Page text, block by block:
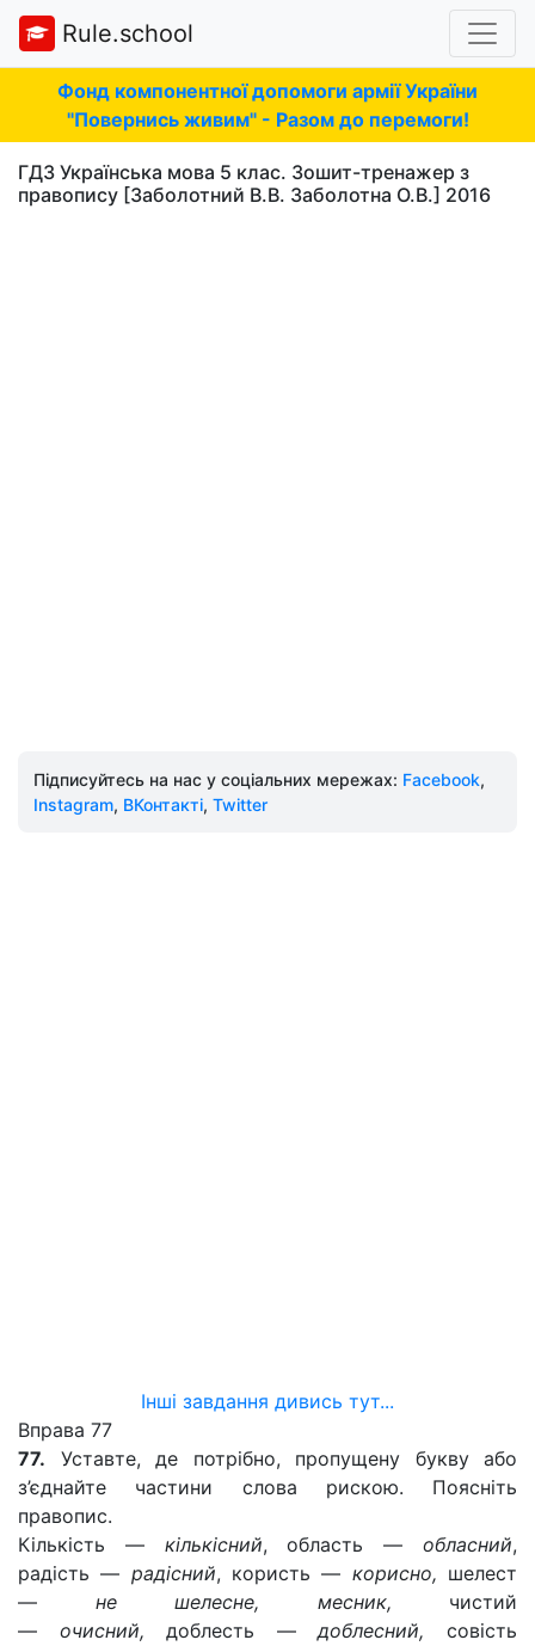
Rule.school
Фонд компонентної допомоги армії України
"Повернись живим" - Разом до перемоги!
ГДЗ Українська мова 5 клас. Зошит-тренажер з
правопису [Заболотний В.В. Заболотна О.В.] 2016
Підписуйтесь на нас у соціальних мережах: Facebook,
Instagram, ВКонтакті, Twitter
Інші завдання дивись тут...
Вправа 77
77. Уставте, де потрібно, пропущену букву або
з’єднайте частини слова рискою. Поясніть
правопис.
Кількість — кількісний, область —обласний,
радість — радісний, користь — корисно, шелест
— не шелесне, месник, чистий
— очисний,доблесть —доблесний,совість